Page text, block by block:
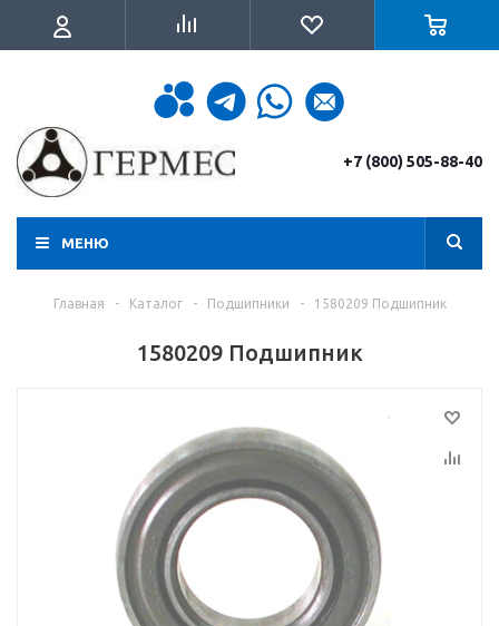
+7 (800) 505-88-40
МЕНЮ
Главная - Каталог - Подшипники - 1580209 Подшипник
1580209 Подшипник